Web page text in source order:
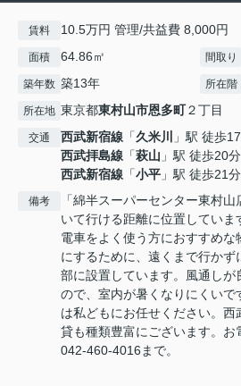
賃料 10.5万円 管理/共益費 8,000円
面積 64.86㎡ 間取り
築年数 築13年 所在階
所在地 東京都東村山市恩多町２丁目
交通 西武新宿線 「久米川
」駅 徒歩
西武拝島線 「萩山 」駅 徒歩20分
西武新宿線 「小平 」駅 徒歩21分
備考
「綿半スーパーセンター東村
いて行ける距離に位置してい
電車をよく使う方におすすめな
にするために、遠くまで行かず
部に設置しています。風通し
ので、室内が暑くなりにくいで
は私どもにお任せください。
貸も種類豊富にございます。お
042-460-4016まで。